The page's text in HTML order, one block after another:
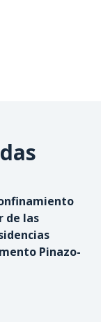
de las
Pinazo-